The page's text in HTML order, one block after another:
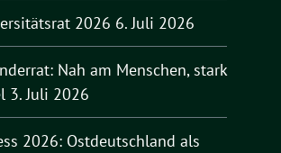
2026 6. Juli 2026
Nah am Menschen, stark
3. Juli 2026
2026: Ostdeutschland als